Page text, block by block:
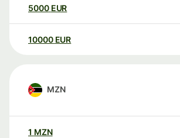
5000 EUR
10000 EUR
MZN
1 MZN